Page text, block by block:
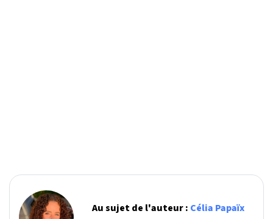
Au sujet de l'auteur : Célia Papaïx